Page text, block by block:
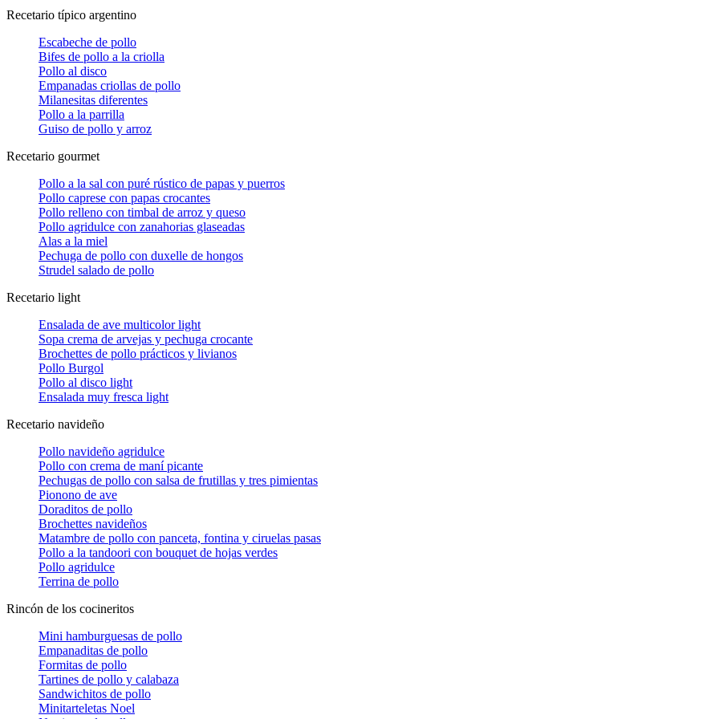
Recetario típico argentino
Escabeche de pollo
Bifes de pollo a la criolla
Pollo al disco
Empanadas criollas de pollo
Milanesitas diferentes
Pollo a la parrilla
Guiso de pollo y arroz
Recetario gourmet
Pollo a la sal con puré rústico de papas y puerros
Pollo caprese con papas crocantes
Pollo relleno con timbal de arroz y queso
Pollo agridulce con zanahorias glaseadas
Alas a la miel
Pechuga de pollo con duxelle de hongos
Strudel salado de pollo
Recetario light
Ensalada de ave multicolor light
Sopa crema de arvejas y pechuga crocante
Brochettes de pollo prácticos y livianos
Pollo Burgol
Pollo al disco light
Ensalada muy fresca light
Recetario navideño
Pollo navideño agridulce
Pollo con crema de maní picante
Pechugas de pollo con salsa de frutillas y tres pimientas
Pionono de ave
Doraditos de pollo
Brochettes navideños
Matambre de pollo con panceta, fontina y ciruelas pasas
Pollo a la tandoori con bouquet de hojas verdes
Pollo agridulce
Terrina de pollo
Rincón de los cocineritos
Mini hamburguesas de pollo
Empanaditas de pollo
Formitas de pollo
Tartines de pollo y calabaza
Sandwichitos de pollo
Minitarteletas Noel